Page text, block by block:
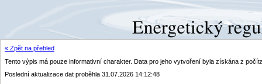
« Zpět na přehled
Tento výpis má pouze informativní charakter. Data pro jeho vytvoření byla získána z
Poslední aktualizace dat proběhla 31.07.2026 14:12:48